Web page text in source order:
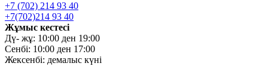
+7 (702) 214 93 40
+7(702)214 93 40
Жұмыс кестесі
Дү- жұ: 10:00 ден 19:00
Сенбі: 10:00 ден 17:00
Жексенбі: демалыс күні